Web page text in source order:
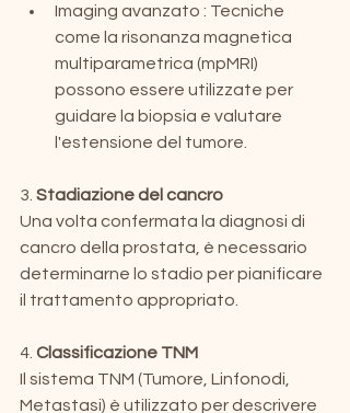
Imaging avanzato : Tecniche
come la risonanza magnetica
multiparametrica (mpMRI)
possono essere utilizzate per
guidare la biopsia e valutare
l'estensione del tumore.
3. Stadiazione del cancro
Una volta confermata la diagnosi di
cancro della prostata, è necessario
determinarne lo stadio per pianificare
il trattamento appropriato.
4. Classificazione TNM
Il sistema TNM (Tumore, Linfonodi,
Metastasi) è utilizzato per descrivere